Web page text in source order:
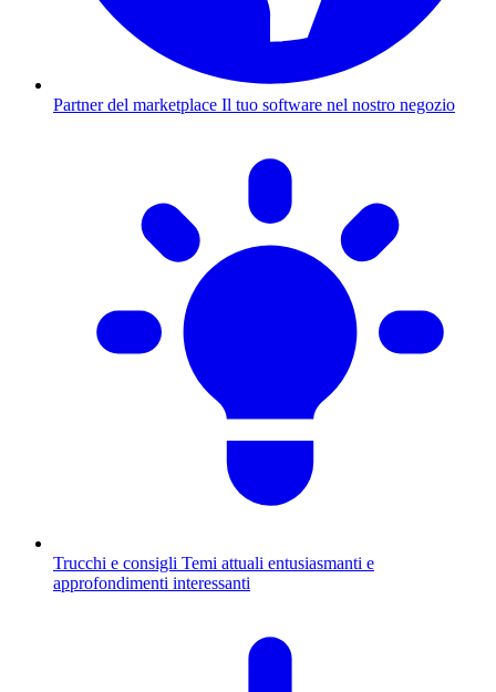
Partner del marketplace Il tuo software nel nostro negozio
Trucchi e consigli Temi attuali entusiasmanti e
approfondimenti interessanti